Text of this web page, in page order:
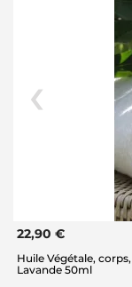
22,90 €
Huile Végétale,
Lavande 50ml